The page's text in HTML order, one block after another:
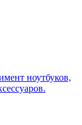
ноутбуков,